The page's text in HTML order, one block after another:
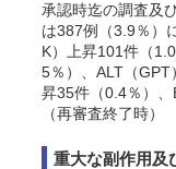
承認時迄の調査及
は387例（3.9％）
K）上昇101件（
5％）、ALT（GPT
昇35件（0.4％）、
（再審査終了時）
重大な副作用及